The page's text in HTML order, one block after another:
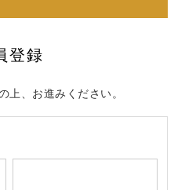
登録
上、お進みください。